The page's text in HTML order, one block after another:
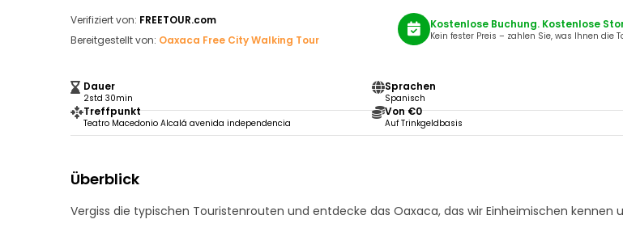
Verifiziert von: FREETOUR.com
Bereitgestellt von: Oaxaca Free City Walking Tour
Dauer
2std 30min
Sprachen
Spanisch
Treffpunkt
Teatro Macedonio Alcalá avenida independencia
Von €0
Auf Trinkgeldbasis
Kostenlose Buchung. Kostenlose
Kein fester Preis – zahlen Sie, was Ihnen die
Überblick
Vergiss die typischen Touristenrouten und entdecke das Oaxaca, das wir Einheimischen kennen